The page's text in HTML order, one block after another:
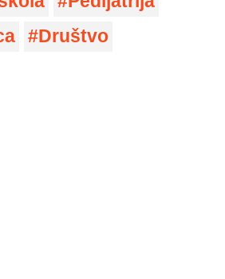
Društvo